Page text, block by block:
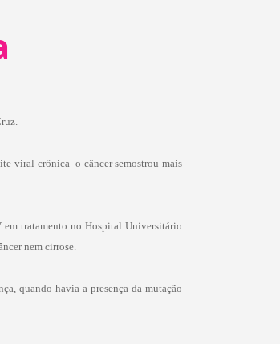
viral crônica  o câncer semostrou mais
em tratamento no Hospital Universitário
nem cirrose.
quando havia a presença da mutação